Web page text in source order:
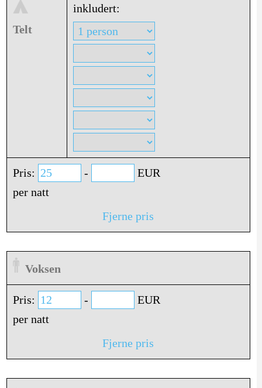
Telt
inkludert:
Pris: -
EUR
per natt
Fjerne pris
Voksen
Pris: -
EUR
per natt
Fjerne pris